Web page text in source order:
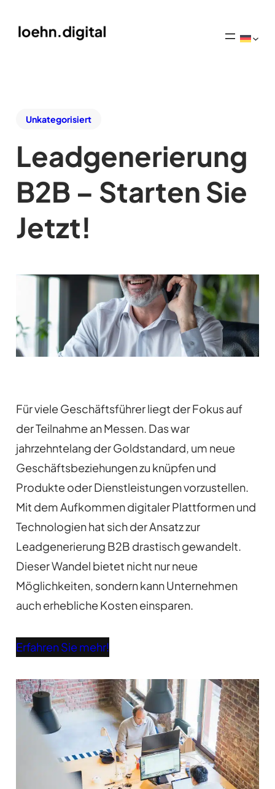
Unkategorisiert
Leadgenerierung
B2B – Starten Sie
Jetzt!
Für viele Geschäftsführer liegt der Fokus auf
der Teilnahme an Messen. Das war
jahrzehntelang der Goldstandard, um neue
Geschäftsbeziehungen zu knüpfen und
Produkte oder Dienstleistungen vorzustellen.
Mit dem Aufkommen digitaler Plattformen und
Technologien hat sich der Ansatz zur
Leadgenerierung B2B drastisch gewandelt.
Dieser Wandel bietet nicht nur neue
Möglichkeiten, sondern kann Unternehmen
auch erhebliche Kosten einsparen.
Erfahren Sie mehr!